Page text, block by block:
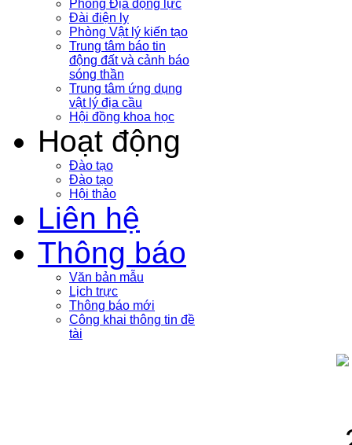
Phòng Địa động lực
Đài điện ly
Phòng Vật lý kiến tạo
Trung tâm báo tin
động đất và cảnh báo
sóng thần
Trung tâm ứng dụng
vật lý địa cầu
Hội đồng khoa học
Hoạt động
Đào tạo
Đào tạo
Hội thảo
Liên hệ
Thông báo
Văn bản mẫu
Lịch trực
Thông báo mới
Công khai thông tin đề
tài